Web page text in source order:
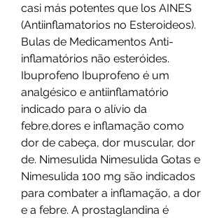
casi más potentes que los AINES
(Antiinflamatorios no Esteroideos).
Bulas de Medicamentos Anti-
inflamatórios não esteróides.
Ibuprofeno Ibuprofeno é um
analgésico e antiinflamatório
indicado para o alívio da
febre,dores e inflamação como
dor de cabeça, dor muscular, dor
de. Nimesulida Nimesulida Gotas e
Nimesulida 100 mg são indicados
para combater a inflamação, a dor
e a febre. A prostaglandina é